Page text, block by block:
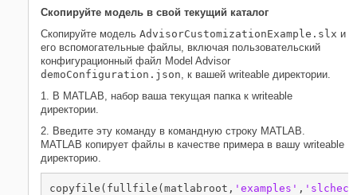
Скопируйте модель в свой текущий каталог
Скопируйте модель AdvisorCustomizationExample.slx и
его вспомогательные файлы, включая пользовательский
конфигурационный файл Model Advisor
demoConfiguration.json , к вашей writeable директории.
1. В MATLAB, набор ваша текущая папка к writeable
директории.
2. Введите эту команду в командную строку MATLAB.
MATLAB копирует файлы в качестве примера в вашу writeable
директорию.
copyfile(fullfile(matlabroot, 'examples' ,